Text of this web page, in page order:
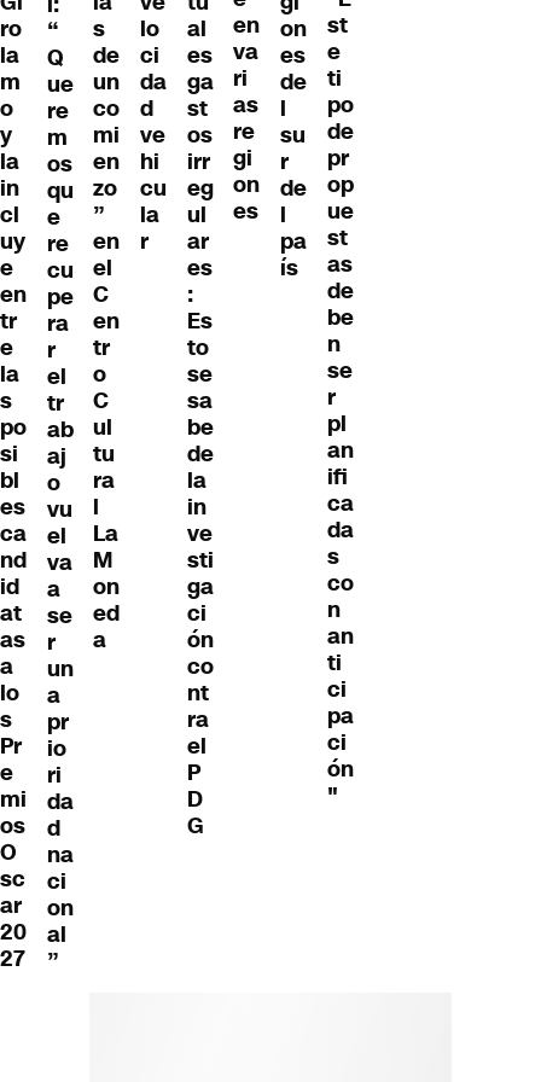
ro
la
m
o
y
la
in
cl
uy
e
en
tr
e
la
s
po
si
bl
es
ca
nd
id
at
as
a
lo
s
Pr
e
mi
os
O
sc
ar
20
27
“
Q
ue
re
m
os
qu
e
re
cu
pe
ra
r
el
tr
ab
aj
o
vu
el
va
a
se
r
un
a
pr
io
ri
da
d
na
ci
on
al
”
s
de
un
co
mi
en
zo
”
en
el
C
en
tr
o
C
ul
tu
ra
l
La
M
on
ed
a
lo
ci
da
d
ve
hi
cu
la
r
al
es
ga
st
os
irr
eg
ul
ar
es
:
Es
to
se
sa
be
de
la
in
ve
sti
ga
ci
ón
co
nt
ra
el
P
D
G
en
va
ri
as
re
gi
on
es
on
es
de
l
su
r
de
l
pa
ís
st
e
ti
po
de
pr
op
ue
st
as
de
be
n
se
r
pl
an
ifi
ca
da
s
co
n
an
ti
ci
pa
ci
ón
"